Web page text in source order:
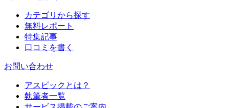
カテゴリから探す
無料レポート
特集記事
口コミを書く
お問い合わせ
アスピックとは？
執筆者一覧